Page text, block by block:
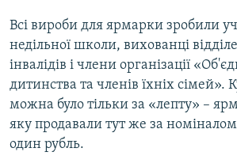
Всі вироби для ярмарки зробили
недільної школи, вихованці
інвалідів і члени організації
дитинства та членів їхніх сімей».
можна було тільки за «лепту» –
яку продавали тут же за
один рубль.